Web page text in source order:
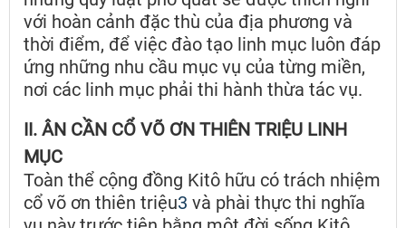
với hoàn cảnh đặc thù của địa phương và
thời điểm, để việc đào tạo linh mục luôn đáp
ứng những nhu cầu mục vụ của từng miền,
nơi các linh mục phải thi hành thừa tác vụ.
II. ÂN CẦN CỔ VÕ ƠN THIÊN TRIỆU LINH
MỤC
Toàn thể cộng đồng Kitô hữu có trách nhiệm
cổ võ ơn thiên triệu3 và phài thực thi nghĩa